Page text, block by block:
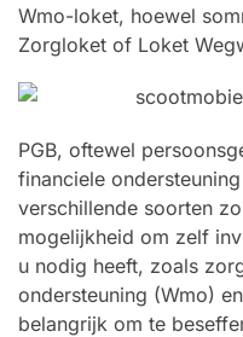
Wmo-loket, hoewel
Zorgloket of Loket
PGB, oftewel
financiele
verschillende soorten
mogelijkheid om zelf
u nodig heeft, zoals
ondersteuning (Wmo)
belangrijk om te